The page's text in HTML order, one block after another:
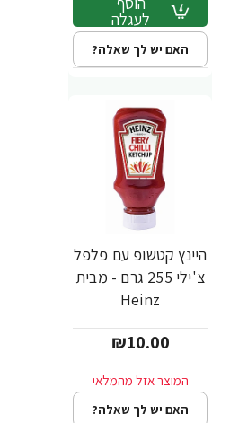
לעגלה
האם יש לך שאלה?
היינץ קטשופ עם פלפל
צ'ילי 255 גרם - מבית
Heinz
₪10.00
האם יש לך שאלה?